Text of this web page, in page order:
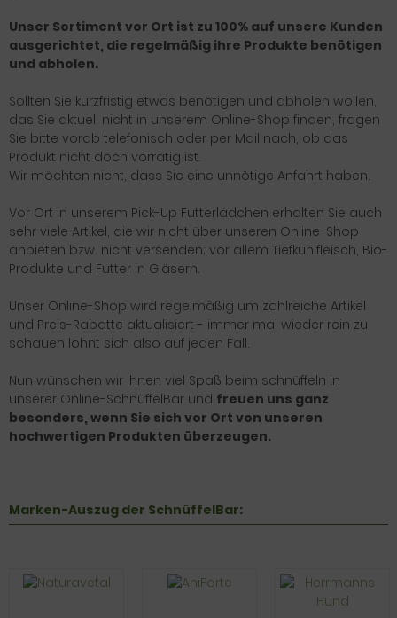
Unser Sortiment vor Ort ist zu 100% auf unsere Kunden
ausgerichtet, die regelmäßig ihre Produkte benötigen
und abholen.
Sollten Sie kurzfristig etwas benötigen und abholen wollen,
das Sie aktuell nicht in unserem Online-Shop finden, fragen
Sie bitte vorab telefonisch oder per Mail nach, ob das
Produkt nicht doch vorrätig ist.
Wir möchten nicht, dass Sie eine unnötige Anfahrt haben.
Vor Ort in unserem Pick-Up Futterlädchen erhalten Sie auch
sehr viele Artikel, die wir nicht über unseren Online-Shop
anbieten bzw. nicht versenden; vor allem Tiefkühlfleisch, Bio-
Produkte und Futter in Gläsern.
Unser Online-Shop wird regelmäßig um zahlreiche Artikel
und Preis-Rabatte aktualisiert - immer mal wieder rein zu
schauen lohnt sich also auf jeden Fall.
Nun wünschen wir Ihnen viel Spaß beim schnüffeln in
unserer Online-SchnüffelBar und freuen uns ganz
besonders, wenn Sie sich vor Ort von unseren
hochwertigen Produkten überzeugen.
Marken-Auszug der SchnüffelBar: